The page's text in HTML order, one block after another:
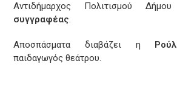
Αντιδήμαρχος Πολιτισμού
συγγραφέας.
Αποσπάσματα διαβάζει η
παιδαγωγός θεάτρου.